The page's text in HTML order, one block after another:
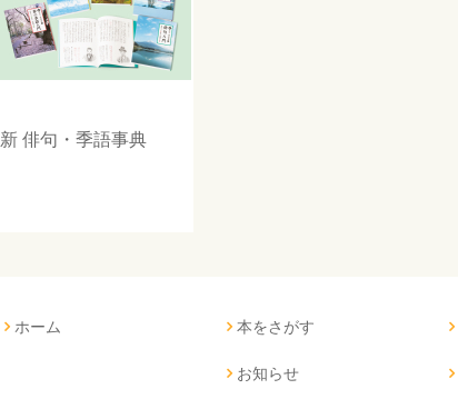
新 俳句・季語事典
ホーム 本をさがす
お知らせ